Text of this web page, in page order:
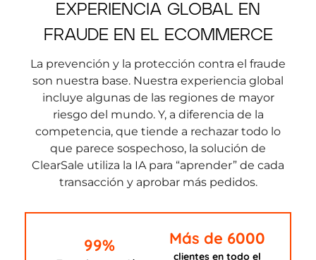
EXPERIENCIA GLOBAL EN
FRAUDE EN EL ECOMMERCE
La prevención y la protección contra el fraude
son nuestra base. Nuestra experiencia global
incluye algunas de las regiones de mayor
riesgo del mundo. Y, a diferencia de la
competencia, que tiende a rechazar todo lo
que parece sospechoso, la solución de
ClearSale utiliza la IA para “aprender” de cada
transacción y aprobar más pedidos.
99% Más de 6000
clientes en todo el